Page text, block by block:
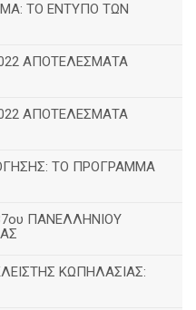
ΤΟ ΕΝΤΥΠΟ ΤΩΝ
ΑΠΟΤΕΛΕΣΜΑΤΑ
ΑΠΟΤΕΛΕΣΜΑΤΑ
ΤΟ ΠΡΟΓΡΑΜΜΑ
ΠΑΝΕΛΛΗΝΙΟΥ
ΚΩΠΗΛΑΣΙΑΣ: